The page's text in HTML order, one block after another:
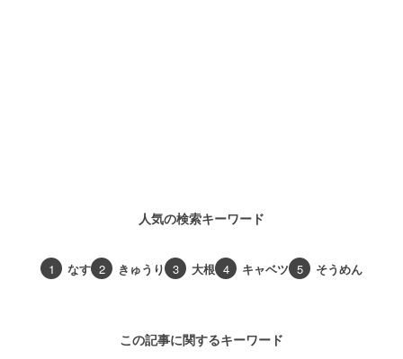
人気の検索キーワード
1 なす 2 きゅうり 3 大根 4 キャベツ 5 そうめん
この記事に関するキーワード